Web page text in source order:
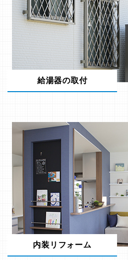
給湯器の取付
内装リフォーム